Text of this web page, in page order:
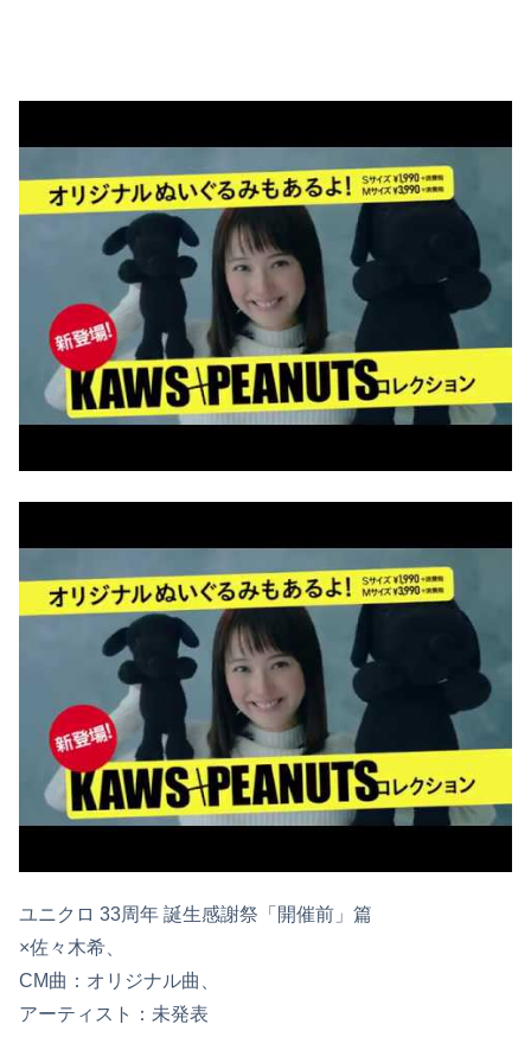
ユニクロ 33周年 誕生感謝祭「開催前」篇
×佐々木希、
CM曲：オリジナル曲、
アーティスト：未発表